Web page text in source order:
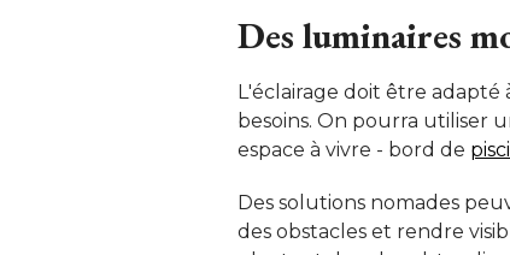
Des luminaires
L'éclairage doit être adapté
besoins. On pourra utiliser
espace à vivre - bord de
Des solutions nomades
des obstacles et rendre